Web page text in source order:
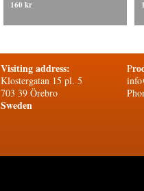
160 kr
Visiting address:
Klostergatan 15 pl. 5
703 39 Örebro
Sweden
P